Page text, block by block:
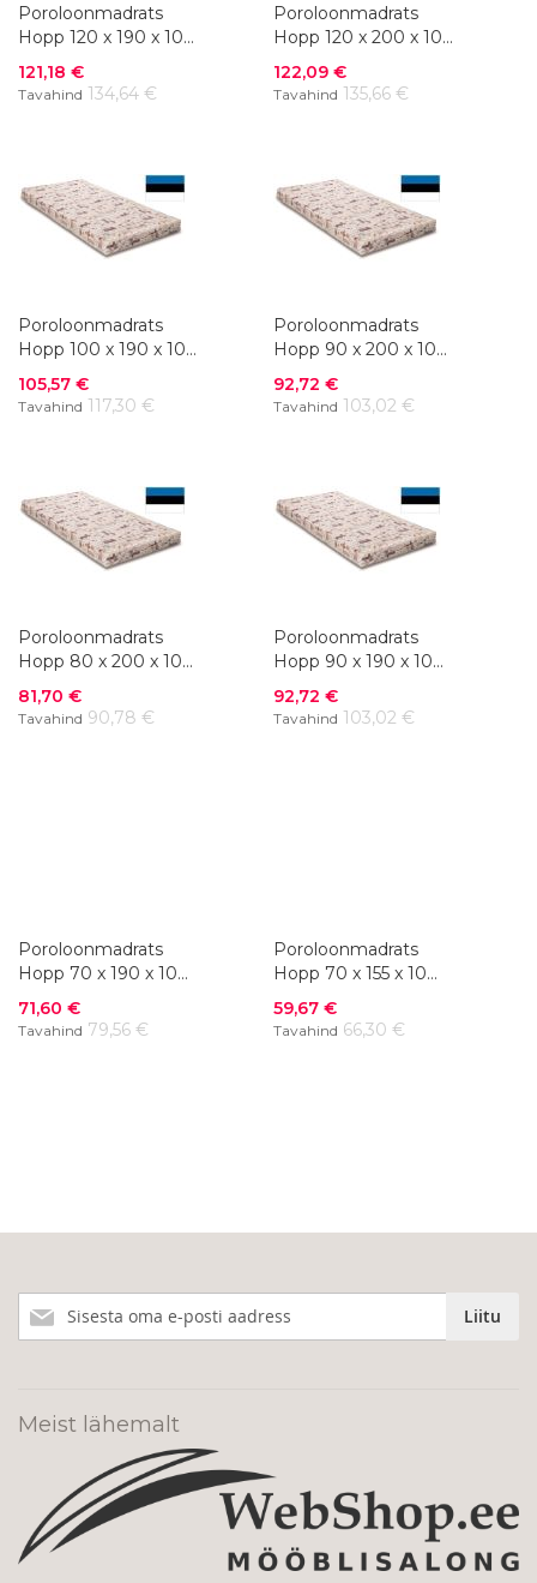
Poroloonmadrats
Hopp 120 x 190 x 10
cm
Soodushind
121,18 €
Tavahind 134,64 €
Poroloonmadrats
Hopp 120 x 200 x 10
cm
Soodushind
122,09 €
Tavahind 135,66 €
Poroloonmadrats
Hopp 100 x 190 x 10
cm
Soodushind
105,57 €
Tavahind 117,30 €
Poroloonmadrats
Hopp 90 x 200 x 10
cm
Soodushind
92,72 €
Tavahind 103,02 €
Poroloonmadrats
Hopp 80 x 200 x 10
cm
Soodushind
81,70 €
Tavahind 90,78 €
Poroloonmadrats
Hopp 90 x 190 x 10
cm
Soodushind
92,72 €
Tavahind 103,02 €
Poroloonmadrats
Hopp 70 x 190 x 10
cm
Soodushind
71,60 €
Tavahind 79,56 €
Poroloonmadrats
Hopp 70 x 155 x 10
cm
Soodushind
59,67 €
Tavahind 66,30 €
meie
Liitu
Meist lähemalt